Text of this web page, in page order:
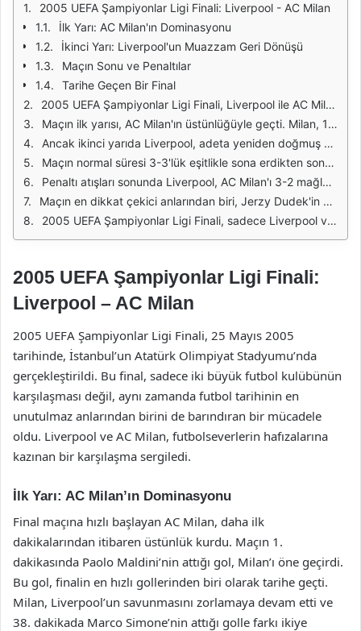
2005 UEFA Şampiyonlar Ligi Finali: Liverpool - AC Milan
İlk Yarı: AC Milan'ın Dominasyonu
İkinci Yarı: Liverpool'un Muazzam Geri Dönüşü
Maçın Sonu ve Penaltılar
Tarihe Geçen Bir Final
2005 UEFA Şampiyonlar Ligi Finali, Liverpool ile AC Milan arasında, 25 Mayıs 2005 tarihinde İstanbul'daki Atatürk Olimpiyat Stadı'nda gerçekleştirildi. Bu final, futbol tarihinin en dramatik ve unutulmaz anlarından birine ev sahipliği yaptı. Final öncesinde AC Milan, turnuvanın favori takımlarından biri olarak gösteriliyordu ve daha önceki yıllarda kazandığı başarılarla tanınıyordu. Liverpool ise, uzun bir aradan sonra finale yükselmişti ve büyük bir zafer elde etme arzusuyla sahaya çıktı.
Maçın ilk yarısı, AC Milan'ın üstünlüğüyle geçti. Milan, 11. dakikada Paolo Maldini'nin attığı golle öne geçti. Bu gol, finalin en hızlı gollerinden biri olarak tarihe geçti. Ardından, Marco Simone ve Andriy Shevchenko'nun golleriyle Milan, ilk yarının sonunda 3-0'lık bir üstünlük sağladı. Liverpool taraftarları, takımlarının bu duruma düşmesiyle büyük bir şok yaşadı ve ikinci yarıda neler olacağı merakla beklenmeye başladı.
Ancak ikinci yarıda Liverpool, adeta yeniden doğmuş gibi sahaya çıktı. 54. dakikada, Steven Gerrard'ın kafa golüyle umutlarını yeşertti. Bu gol, Liverpool'un maçta geri dönüşü için bir dönüm noktası oldu. Ardından, 56. dakikada Vladimir Smicer ve 60. dakikada, Xabi Alonso'nun penaltı golüyle Liverpool, 3-3'lük eşitliği sağladı. Bu hızlı goller, futbol tarihinde "İstanbul Mucizesi" olarak anılacak bir geri dönüşün başlangıcı oldu.
Maçın normal süresi 3-3'lük eşitlikle sona erdikten sonra, uzatma devrelerine geçildi. Uzatmalarda her iki takım da büyük bir mücadele sergiledi, ancak gol sesi çıkmadı. Bu durum, finalin penaltı atışlarına gitmesine yol açtı. Penaltı atışlarında Liverpool, kaleci Jerzy Dudek'in başarılı kurtarışlarıyla öne geçti. AC Milan'ın penaltı atışlarında yaptığı hatalar, Liverpool'un zaferine zemin hazırladı.
Penaltı atışları sonunda Liverpool, AC Milan'ı 3-2 mağlup ederek tarihi bir zafer elde etti. Bu galibiyet, Liverpool'un beşinci kez Şampiyonlar Ligi'ni kazanması anlamına geliyordu. Maçın sonucundan sonra, Liverpool taraftarları büyük bir coşkuyla kutlamalara başladı. Bu başarı, kulüp tarihine altın harflerle kazındı ve Liverpool'un efsanevi futbol geçmişinin önemli bir parçası haline geldi.
Maçın en dikkat çekici anlarından biri, Jerzy Dudek'in penaltı atışları sırasında yaptığı kurtarışlardı. Dudek, özellikle Andriy Shevchenko'nun penaltısını kurtararak, Liverpool'un zaferinde önemli bir rol oynadı. Ayrıca, Liverpool'un teknik direktörü Rafael Benitez'in, takımını bu başarıya ulaştıran stratejileri ve motivasyonu da büyük takdir topladı.
2005 UEFA Şampiyonlar Ligi Finali, sadece Liverpool ve AC Milan için değil, futbol dünyası için de unutulmaz bir an olarak kaldı. Bu maç, futbolun ne kadar heyecan verici ve tahmin edilemez bir spor olduğunu bir kez daha gözler önüne serdi. "İstanbul Mucizesi" olarak adlandırılan bu zafer, futbol tarihinin en büyük geri dönüşlerinden biri olarak hafızalarda yer etti.
2005 UEFA Şampiyonlar Ligi Finali:
Liverpool – AC Milan
2005 UEFA Şampiyonlar Ligi Finali, 25 Mayıs 2005
tarihinde, İstanbul’un Atatürk Olimpiyat Stadyumu’nda
gerçekleştirildi. Bu final, sadece iki büyük futbol kulübünün
karşılaşması değil, aynı zamanda futbol tarihinin en
unutulmaz anlarından birini de barındıran bir mücadele
oldu. Liverpool ve AC Milan, futbolseverlerin hafızalarına
kazınan bir karşılaşma sergiledi.
İlk Yarı: AC Milan’ın Dominasyonu
Final maçına hızlı başlayan AC Milan, daha ilk
dakikalarından itibaren üstünlük kurdu. Maçın 1.
dakikasında Paolo Maldini’nin attığı gol, Milan’ı öne geçirdi.
Bu gol, finalin en hızlı gollerinden biri olarak tarihe geçti.
Milan, Liverpool’un savunmasını zorlamaya devam etti ve
38. dakikada Marco Simone’nin attığı golle farkı ikiye